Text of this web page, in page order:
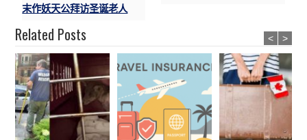
末作妖天公拜访圣诞老人
Related Posts < >